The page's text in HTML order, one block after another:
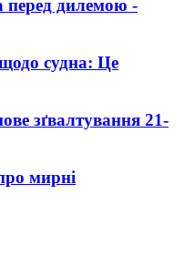
перед дилемою -
судна: Це
зґвалтування 21-
мирні